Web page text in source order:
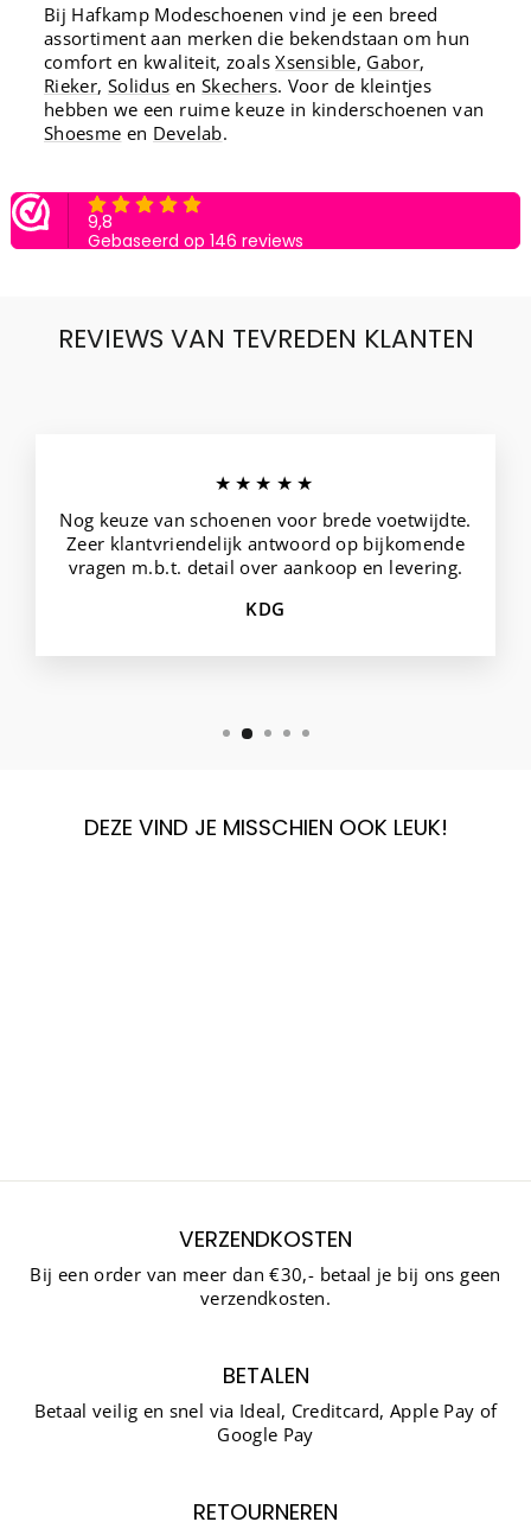
Bij Hafkamp Modeschoenen vind je een breed
assortiment aan merken die bekendstaan om hun
comfort en kwaliteit, zoalsXsensible, Gabor,
Rieker, Solidus enSkechers. Voor de kleintjes
hebben we een ruime keuze in kinderschoenen van
Shoesme en Develab.
REVIEWS VAN TEVREDEN KLANTEN
★★★★★
Nog keuze van schoenen voor brede voetwijdte.
Zeer klantvriendelijk antwoord op bijkomende
vragen m.b.t. detail over aankoop en levering.
KDG
DEZE VIND JE MISSCHIEN OOK LEUK!
VERZENDKOSTEN
Bij een order van meer dan €30,- betaal je bij ons geen
verzendkosten.
BETALEN
Betaal veilig en snel via Ideal, Creditcard, Apple Pay of
Google Pay
RETOURNEREN